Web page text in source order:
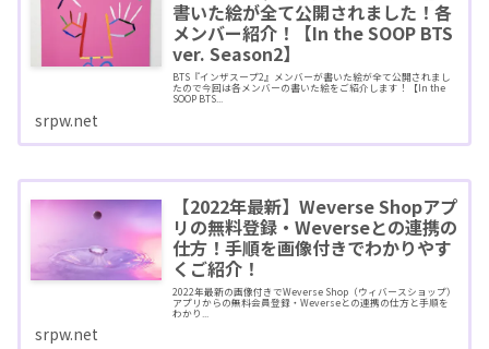
書いた絵が全て公開されました！各
メンバー紹介！【In the SOOP BTS
ver. Season2】
BTS『インザスープ2』メンバーが書いた絵が全て公開されまし
たので今回は各メンバーの書いた絵をご紹介します！【In the
SOOP BTS...
srpw.net
【2022年最新】Weverse Shopアプ
リの無料登録・Weverseとの連携の
仕方！手順を画像付きでわかりやす
くご紹介！
2022年最新の画像付きでWeverse Shop（ウィバースショップ）
アプリからの無料会員登録・Weverseとの連携の仕方と手順を
わかり...
srpw.net